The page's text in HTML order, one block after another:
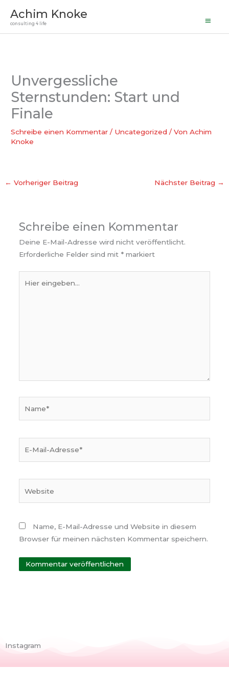
InhaltAchim Knoke
consulting 4 life
Unvergessliche
Sternstunden: Start und
Finale
Schreibe einen Kommentar / Uncategorized / VonAchim
Knoke
← Vorheriger Beitrag Nächster Beitrag →
Schreibe einen Kommentar
Deine E-Mail-Adresse wird nicht veröffentlicht.
Erforderliche Felder sind mit *markiert
eingeben…
Name, E-Mail-Adresse und Website in diesem
Browser für meinen nächsten Kommentar speichern.
Instagram